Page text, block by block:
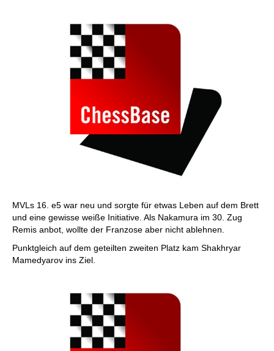
MVLs 16. e5 war neu und sorgte für etwas Leben auf dem Brett
und eine gewisse weiße Initiative. Als Nakamura im 30. Zug
Remis anbot, wollte der Franzose aber nicht ablehnen.
Punktgleich auf dem geteilten zweiten Platz kam Shakhryar
Mamedyarov ins Ziel.